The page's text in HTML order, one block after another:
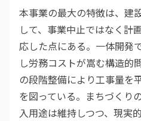
本事業の最大の特徴は、建
して、事業中止ではなく計
応した点にある。一体開発
し労務コストが嵩む構造的
の段階整備により工事量を
を図っている。まちづくり
入用途は維持しつつ、現実